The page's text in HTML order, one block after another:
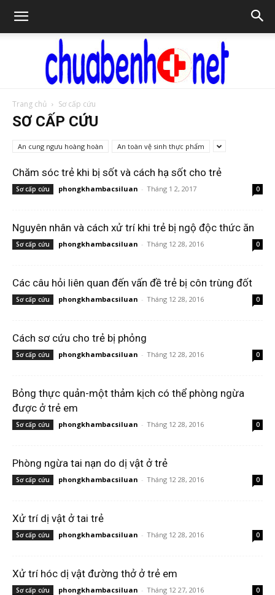
bệnh
NET
Trang chủ Sơ cấp cứu
SƠ CẤP CỨU
An cung ngưu hoàng hoàn An toàn vệ sinh thực phẩm
Chăm sóc trẻ khi bị sốt và cách hạ sốt cho trẻ
Sơ cấp cứu phongkhambacsiluan - Tháng 1 2, 2017 0
Nguyên nhân và cách xử trí khi trẻ bị ngộ độc thức ăn
Sơ cấp cứu phongkhambacsiluan - Tháng 12 28, 2016 0
Các câu hỏi liên quan đến vấn đề trẻ bị côn trùng đốt
Sơ cấp cứu phongkhambacsiluan - Tháng 12 28, 2016 0
Cách sơ cứu cho trẻ bị phỏng
Sơ cấp cứu phongkhambacsiluan - Tháng 12 28, 2016 0
Bỏng thực quản-một thảm kịch có thể phòng ngừa
được ở trẻ em
Sơ cấp cứu phongkhambacsiluan - Tháng 12 28, 2016 0
Phòng ngừa tai nạn do dị vật ở trẻ
Sơ cấp cứu phongkhambacsiluan - Tháng 12 28, 2016 0
Xử trí dị vật ở tai trẻ
Sơ cấp cứu phongkhambacsiluan - Tháng 12 28, 2016 0
Xử trí hóc dị vật đường thở ở trẻ em
Sơ cấp cứu phongkhambacsiluan - Tháng 12 27, 2016 0